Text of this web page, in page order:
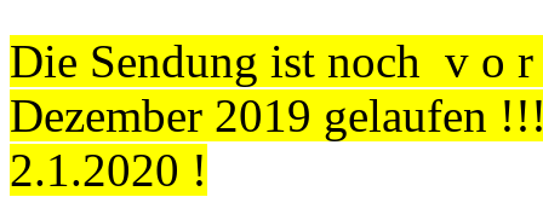
Die Sendung ist noch v o
Dezember 2019 gelaufen
2.1.2020 !